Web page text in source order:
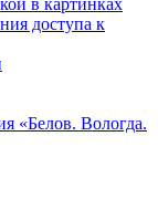
в картинках
доступа к
«Белов. Вологда.